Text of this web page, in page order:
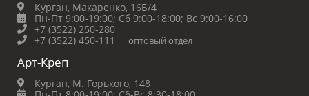
Курган, Макаренко, 16Б/4
Пн-Пт 9:00-19:00; Сб 9:00-18:00; Вс 9:00-16:00
+7 (3522) 250-280
+7 (3522) 450-111
оптовый отдел
Арт-Креп
Курган, М. Горького, 148